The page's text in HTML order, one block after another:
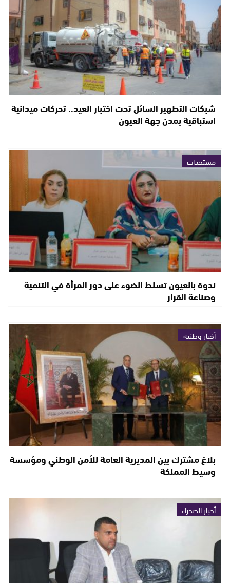
شبكات التطهير السائل تحت اختبار العيد.. تحركات ميدانية
استباقية بمدن جهة العيون
مستجدات
ندوة بالعيون تسلط الضوء على دور المرأة في التنمية
وصناعة القرار
أخبار وطنية
بلاغ مشترك بين المديرية العامة للأمن الوطني ومؤسسة
وسيط المملكة
أخبار الصحراء